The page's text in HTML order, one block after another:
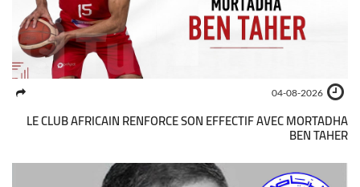
04-08-2026
LE CLUB AFRICAIN RENFORCE SON EFFECTIF AVEC MORTADHA
BEN TAHER